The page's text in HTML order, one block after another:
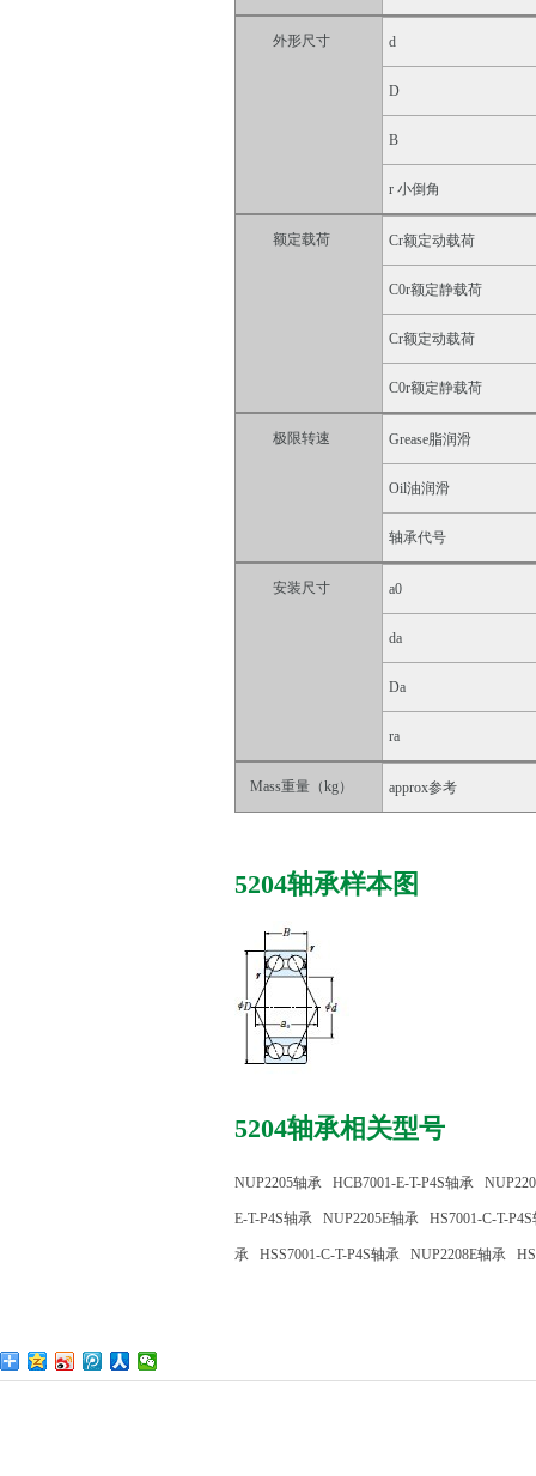
外形尺寸 d
D
B
r 小倒角
额定载荷 Cr额定动载荷
C0r额定静载荷
Cr额定动载荷
C0r额定静载荷
极限转速 Grease脂润滑
Oil油润滑
轴承代号
安装尺寸 a0
da
Da
ra
Mass重量（kg） approx参考
5204轴承样本图
5204轴承相关型号
NUP2205轴承 HCB7001-E-T-P4S轴承
E-T-P4S轴承 NUP2205E轴承 HS7001-C-T-
承 HSS7001-C-T-P4S轴承 NUP2208E轴承